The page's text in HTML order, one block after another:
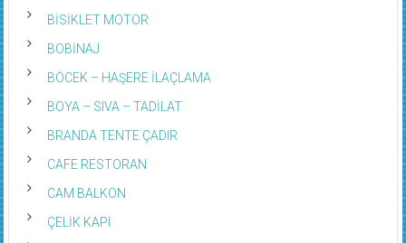
BİSİKLET MOTOR
BOBİNAJ
BÖCEK – HAŞERE İLAÇLAMA
BOYA – SIVA – TADİLAT
BRANDA TENTE ÇADIR
CAFE RESTORAN
CAM BALKON
ÇELİK KAPI